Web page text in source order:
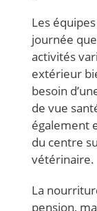
Les
journée
activités
extérieur
besoin
de vue
également
du centre
vétérinaire.
La
pension,